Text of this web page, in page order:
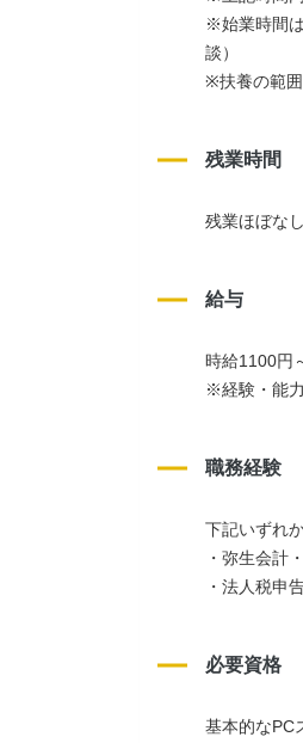
※始業時間
談）
※扶養の範
残業時間
残業ほぼなし
給与
時給1100円
※経験・能
職務経験
下記いずれ
・弥生会計
・法人税申
必要資格
基本的なPC